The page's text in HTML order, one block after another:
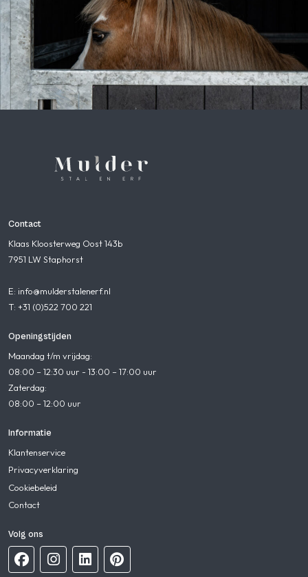
Contact
Klaas Kloosterweg Oost 143b
7951 LW Staphorst
E: info@mulderstalenerf.nl
T: +31 (0)522 700 221
Openingstijden
Maandag t/m vrijdag:
08:00 – 12:30 uur - 13:00 – 17:00 uur
Zaterdag:
08:00 – 12:00 uur
Informatie
Klantenservice
Privacyverklaring
Cookiebeleid
Contact
Volg ons